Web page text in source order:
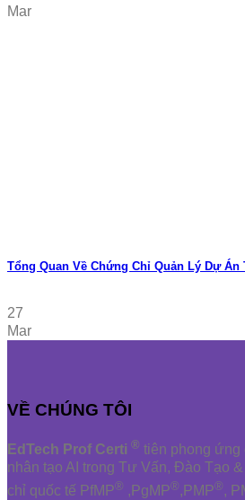
Mar
Tổng Quan Về Chứng Chỉ Quản Lý Dự Án
27
Mar
VỀ CHÚNG TÔI
EdTech Prof Certi ® tiên phong ứng
nhân tạo AI trong Tư Vấn, Đào Tạo
chỉ quốc tế PfMP® ,PgMP®,PMP®,